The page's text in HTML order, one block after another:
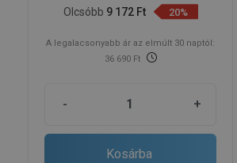
Olcsóbb 9 172 Ft 20%
A legalacsonyabb ár az elmúlt 30 naptól:
36 690 Ft
- +
Kosárba